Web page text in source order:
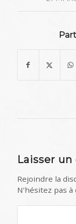
Laisser
Rejoindre la
N’hésitez pas